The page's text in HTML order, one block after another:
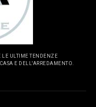
LE ULTIME TENDENZE
E DELL'ARREDAMENTO.